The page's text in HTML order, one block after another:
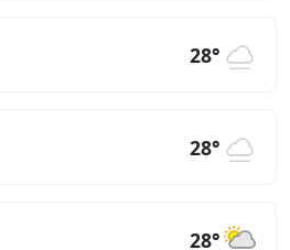
28°
28°
28°